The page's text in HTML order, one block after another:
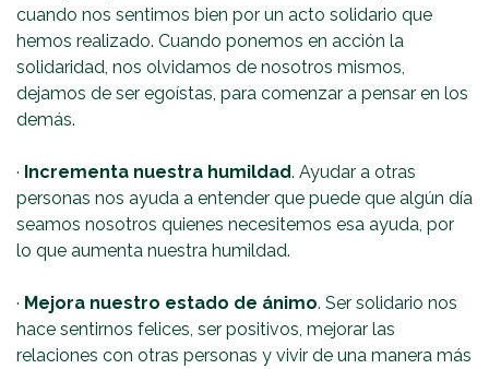
cuando nos sentimos bien por un acto solidario que
hemos realizado. Cuando ponemos en acción la
solidaridad, nos olvidamos de nosotros mismos,
dejamos de ser egoístas, para comenzar a pensar en los
demás.
· Incrementa nuestra humildad. Ayudar a otras
personas nos ayuda a entender que puede que algún día
seamos nosotros quienes necesitemos esa ayuda, por
lo que aumenta nuestra humildad.
· Mejora nuestro estado de ánimo. Ser solidario nos
hace sentirnos felices, ser positivos, mejorar las
relaciones con otras personas y vivir de una manera más